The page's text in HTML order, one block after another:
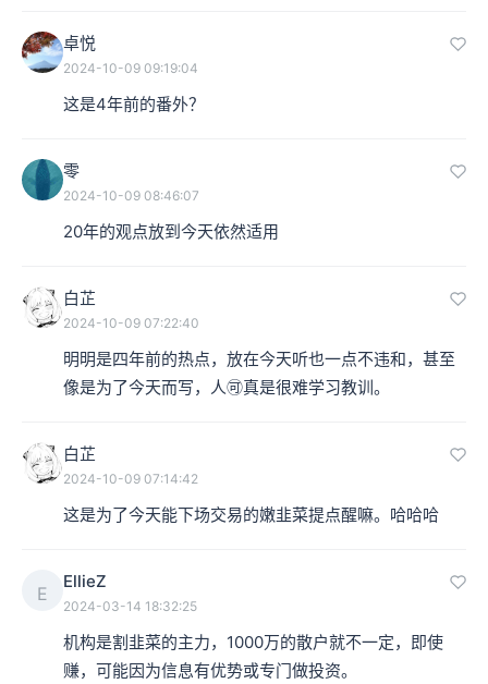
卓悦
2024-10-09 09:19:04
这是4年前的番外？
零
2024-10-09 08:46:07
20年的观点放到今天依然适用
白芷
2024-10-09 07:22:40
明明是四年前的热点，放在今天听也一点不违和，甚至
像是为了今天而写，人🉑真是很难学习教训。
白芷
2024-10-09 07:14:42
这是为了今天能下场交易的嫩韭菜提点醒嘛。哈哈哈
E
EllieZ
2024-03-14 18:32:25
机构是割韭菜的主力，1000万的散户就不一定，即使
赚，可能因为信息有优势或专门做投资。